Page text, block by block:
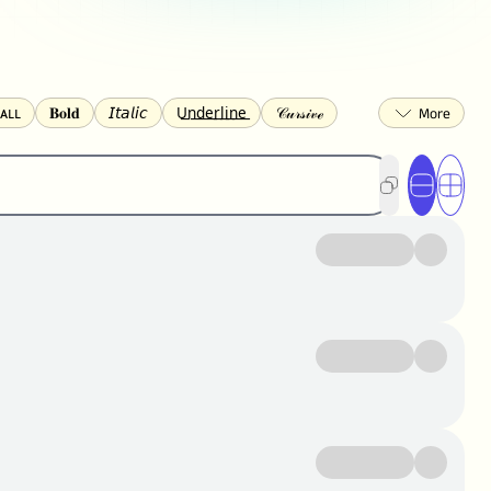
𝐁𝐨𝐥𝐝 𝘐𝘵𝘢𝘭𝘪𝘤 U͟n͟d͟e͟r͟l͟i͟n͟e͟
𝒞𝓊𝓇𝓈𝒾𝓋ℯ